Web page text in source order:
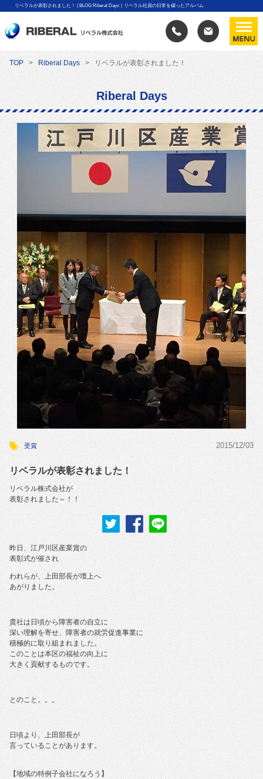
リベラルが表彰されました！ | BLOG Riberal Days｜リベラル社員の日常を綴ったアルバム
TOP Riberal Days リベラルが表彰されました！
Riberal Days
受賞 2015/12/03
リベラルが表彰されました！
リベラル株式会社が
表彰されました～！！
昨日、江戸川区産業賞の
表彰式が催され
われらが、上田部長が壇上へ
あがりました。
貴社は日頃から障害者の自立に
深い理解を寄せ、障害者の就労促進事業に
積極的に取り組まれました。
このことは本区の福祉の向上に
大きく貢献するものです。
とのこと。。。
日頃より、上田部長が
言っていることがあります。
【地域の特例子会社になろう】